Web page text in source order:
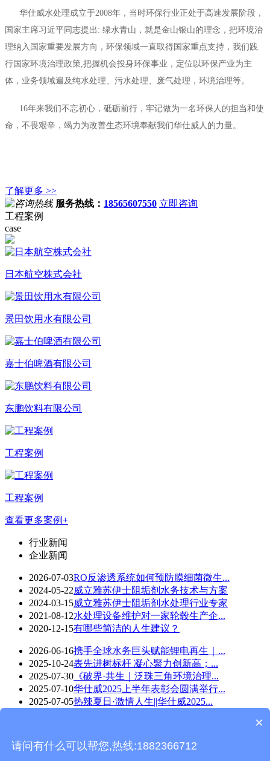
华仕威水处理成立于2008年，当时环保行业正处于高速发展阶段，
国家主席习近平同志提出: 绿水青山，就是金山银山的理念，把环境治
理纳入国家重要发展方向，环保领域一直取得国家重点支持，我们践
行国家环境治理政策,把握机会投身环保事业，定位以环保产业为主
体，业务领域遍及纯水处理、污水处理、废气处理，环境治理等。
16年来我们不忘初心，砥砺前行，牢记做为一名环保人的担当和使
命，不畏艰辛，竭力为改善生态环境奉献我们华仕威人的力量。
了解更多 >>
服务热线： 18565607550 立即咨询
工程案例
case
日本航空株式会社
景田饮用水有限公司
嘉士伯啤酒有限公司
东鹏饮料有限公司
工程案例
工程案例
查看更多案例+
行业新闻
企业新闻
2026-07-03RO反渗透系统如何预防膜细菌微生...
2024-05-22威立雅苏伊士阻垢剂水务技术与方案
2024-03-15威立雅苏伊士阻垢剂水处理行业专家
2021-08-12水处理设备维护对一家轮毂生产企...
2020-12-15有哪些简洁的人生建议？
2026-06-16携手全球水务巨头赋能锂电再生｜...
2025-10-24表先进树标杆 凝心聚力创新高；...
2025-07-30 《破界·共生｜泛珠三角环境治理...
2025-07-10华仕威2025上半年表彰会圆满举行...
2025-07-05热辣夏日·激情人生||华仕威2025...
×
请问有什么可以帮您,热线:1882366712